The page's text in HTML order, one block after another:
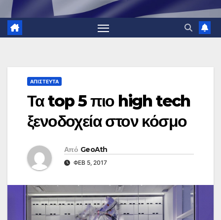
ΑΠΊΣΤΕΥΤΑ
Τα top 5 πιο high tech
ξενοδοχεία στον κόσμο
Από GeoAth
ΦΕΒ 5, 2017